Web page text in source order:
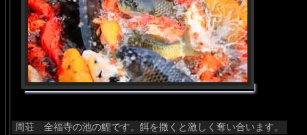
周荘 全福寺の池の鯉です。餌を撒くと激しく奪い合います。